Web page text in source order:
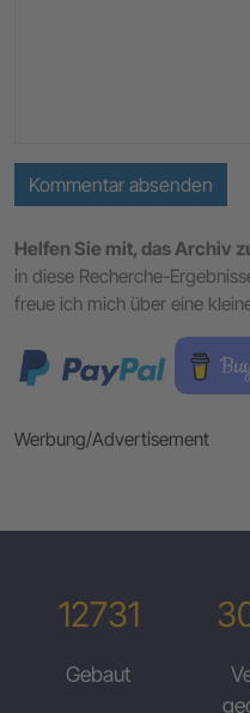
Kommentar absenden
Helfen Sie mit, das Archiv
in diese Recherche-
freue ich mich über eine
Werbung/Advertisement
12731
Gebaut